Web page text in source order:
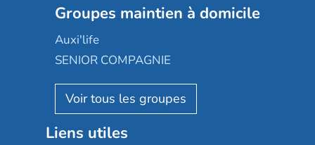
Les jardins d'Arcadie
Occitalia
Appartseniors
Reseda
Stella management
Les villages d'or
Groupe SOS
Le Noble Âge
Almage
Résidalya
Groupe aplus
Groupes maintien à domicile
Auxi'life
SENIOR COMPAGNIE
AGE D'OR Services
Liens utiles